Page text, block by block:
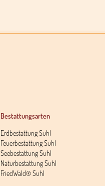
Bestattungsarten
Erdbestattung Suhl
Feuerbestattung Suhl
Seebestattung Suhl
Naturbestattung Suhl
FriedWald® Suhl